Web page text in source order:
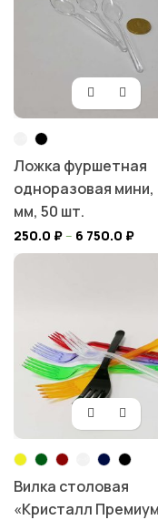
Ложка фуршетная
одноразовая мини,
мм, 50 шт.
250.0 ₽– 6 750.0 ₽
Вилка столовая
«Кристалл